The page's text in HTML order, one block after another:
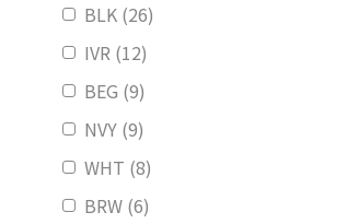
BLK (26)
IVR (12)
BEG (9)
NVY (9)
WHT (8)
BRW (6)